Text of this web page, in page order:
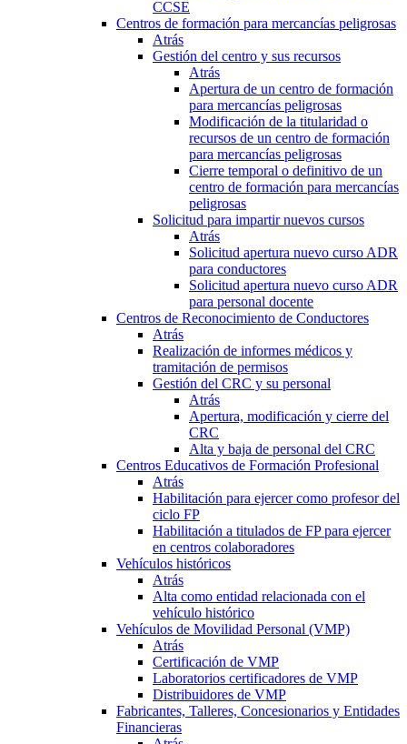
CCSE
Centros de formación para mercancías peligrosas
Atrás
Gestión del centro y sus recursos
Atrás
Apertura de un centro de formación
para mercancías peligrosas
Modificación de la titularidad o
recursos de un centro de formación
para mercancías peligrosas
Cierre temporal o definitivo de un
centro de formación para mercancías
peligrosas
Solicitud para impartir nuevos cursos
Atrás
Solicitud apertura nuevo curso ADR
para conductores
Solicitud apertura nuevo curso ADR
para personal docente
Centros de Reconocimiento de Conductores
Atrás
Realización de informes médicos y
tramitación de permisos
Gestión del CRC y su personal
Atrás
Apertura, modificación y cierre del
CRC
Alta y baja de personal del CRC
Centros Educativos de Formación Profesional
Atrás
Habilitación para ejercer como profesor del
ciclo FP
Habilitación a titulados de FP para ejercer
en centros colaboradores
Vehículos históricos
Atrás
Alta como entidad relacionada con el
vehículo histórico
Vehículos de Movilidad Personal (VMP)
Atrás
Certificación de VMP
Laboratorios certificadores de VMP
Distribuidores de VMP
Fabricantes, Talleres, Concesionarios y Entidades
Financieras